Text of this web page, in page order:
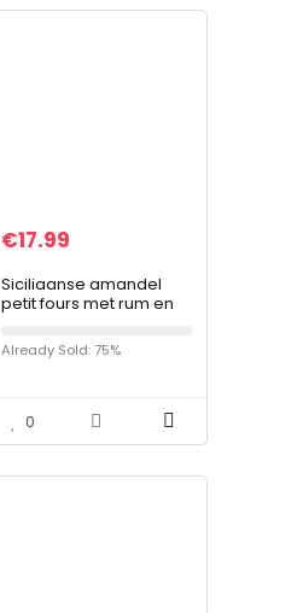
€17.99
Siciliaanse amandel
petit fours met rum en
RAREZZE: cannoli en
cassate van
Already Sold: 75%
0